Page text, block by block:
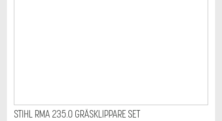
STIHL RMA 235.0 GRÄSKLIPPARE SET